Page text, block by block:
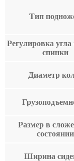
Тип
Регулировка угла
спинки
Диаметр
Размер в
состоянии
Ширина